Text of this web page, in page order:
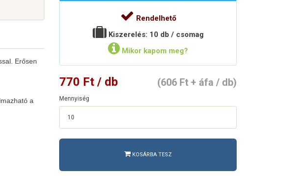
Erősen
a
Rendelhető
Kiszerelés: 10 db / csomag
Mikor kapom meg?
770 Ft / db (606 Ft + áfa / db)
Mennyiség
KOSÁRBA TESZ